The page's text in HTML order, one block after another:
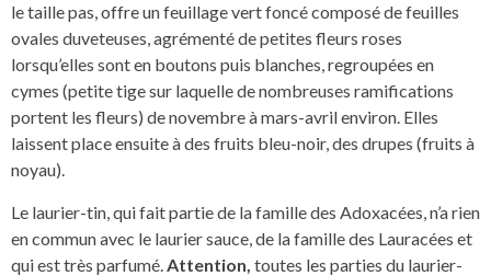
le taille pas, offre un feuillage vert foncé composé de feuilles
ovales duveteuses, agrémenté de petites fleurs roses
lorsqu’elles sont en boutons puis blanches, regroupées en
cymes (petite tige sur laquelle de nombreuses ramifications
portent les fleurs) de novembre à mars-avril environ. Elles
laissent place ensuite à des fruits bleu-noir, des drupes (fruits à
noyau).
Le laurier-tin, qui fait partie de la famille des Adoxacées, n’a rien
en commun avec le laurier sauce, de la famille des Lauracées et
qui est très parfumé. Attention, toutes les parties du laurier-